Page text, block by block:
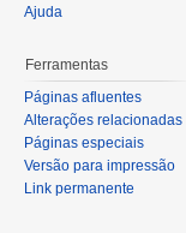
Ajuda
Ferramentas
Páginas afluentes
Alterações relacionadas
Páginas especiais
Versão para impressão
Link permanente